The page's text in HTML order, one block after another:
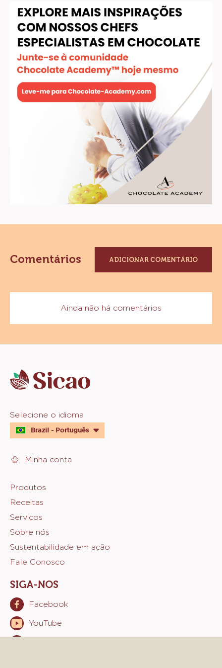
Comentários ADICIONAR COMENTÁRIO
Ainda não há comentários
info
Website
quick
links
Selecione o idioma
Brazil - Português
Minha conta
Footer
Sicao
Produtos
Receitas
Serviços
Sobre nós
Sustentabilidade em ação
Fale Conosco
SIGA-NOS
Facebook
new
YouTube